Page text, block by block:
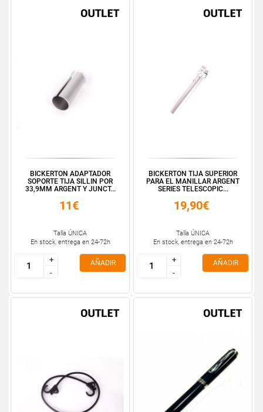
BICKERTON ADAPTADOR
SOPORTE TIJA SILLIN POR
33,9MM ARGENT Y JUNCT...
11€
Talla ÚNICA
En stock, entrega en 24-72h
+
-
+
-
AÑADIR
BICKERTON TIJA SUPERIOR
PARA EL MANILLAR ARGENT
SERIES TELESCOPIC...
19,90€
Talla ÚNICA
En stock, entrega en 24-72h
+
-
+
-
AÑADIR